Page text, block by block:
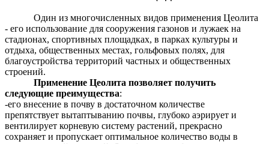
Один из многочисленных видов применения Цеолита
- его использование для сооружения газонов и лужаек на
стадионах, спортивных площадках, в парках культуры и
отдыха, общественных местах, гольфовых полях, для
благоустройства территорий частных и общественных
строений.
Применение Цеолита позволяет получить
следующие преимущества:
-его внесение в почву в достаточном количестве
препятствует вытаптыванию почвы, глубоко аэрирует и
вентилирует корневую систему растений, прекрасно
сохраняет и пропускает оптимальное количество воды в